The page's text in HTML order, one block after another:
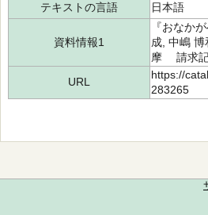
テキストの言語
日本語
資料情報1
『おなか
成, 中嶋
摩 請求記
URL
https://
283265